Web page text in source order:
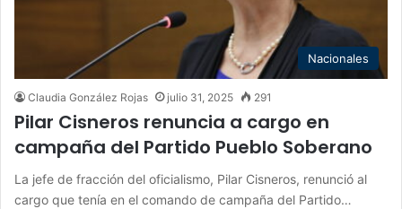
Nacionales
Claudia González Rojas julio 31, 2025 291
Pilar Cisneros renuncia a cargo en
campaña del Partido Pueblo Soberano
La jefe de fracción del oficialismo, Pilar Cisneros, renunció al
cargo que tenía en el comando de campaña del Partido…